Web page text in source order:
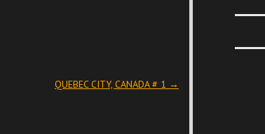
QUEBEC CITY, CANADA # 1 →